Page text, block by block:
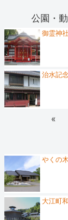
公園・
御霊神
治水記
«
やくの
大江町